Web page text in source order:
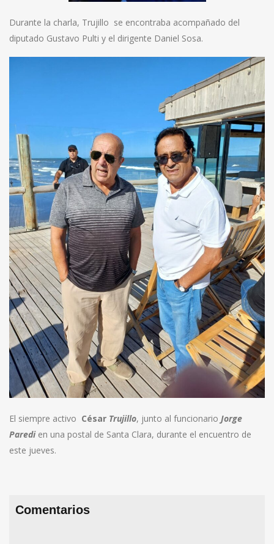
Durante la charla, Trujillo se encontraba acompañado del
diputado Gustavo Pulti y el dirigente Daniel Sosa.
El siempre activo César Trujillo, junto al funcionario Jorge
Paredien una postal de Santa Clara, durante el encuentro de
este jueves.
Comentarios